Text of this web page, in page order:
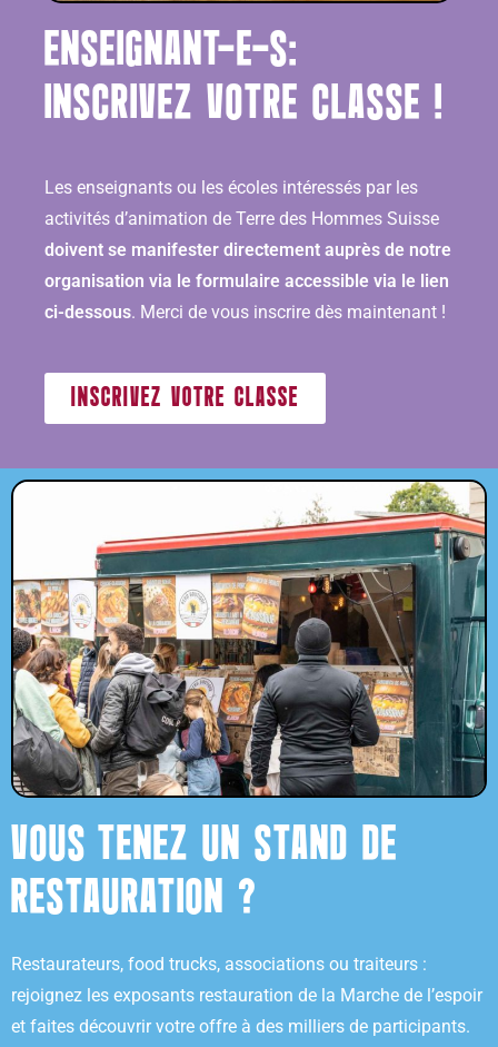
ENSEIGNANT-E-S:
INSCRIVEZ VOTRE CLASSE !
Les enseignants ou les écoles intéressés par les
activités d’animation de Terre des Hommes Suisse
doivent se manifester directement auprès de notre
organisation via le formulaire accessible via le lien
ci-dessous. Merci de vous inscrire dès maintenant !
INSCRIVEZ VOTRE CLASSE
VOUS TENEZ UN STAND DE
RESTAURATION ?
Restaurateurs, food trucks, associations ou traiteurs :
rejoignez les exposants restauration de la Marche de l’espoir
et faites découvrir votre offre à des milliers de participants.